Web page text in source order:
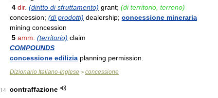
4 dir. (diritto di sfruttamento) grant; (di territorio, terreno)
concession; (di prodotti) dealership; concessione mineraria
mining concession
5 amm. (territorio) claim
COMPOUNDS
concessione edilizia planning permission.
Dizionario Italiano-Inglese > concessione
14
contraffazione